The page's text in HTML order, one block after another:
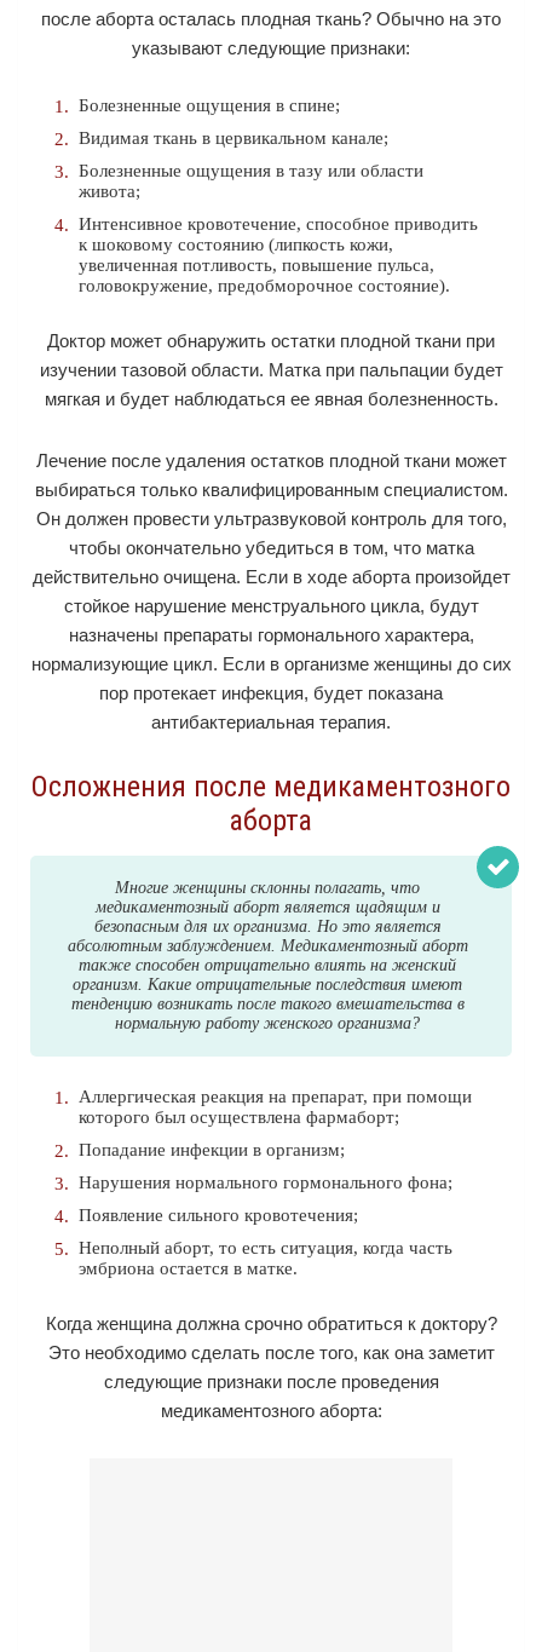
после аборта осталась плодная ткань? Обычно на это
указывают следующие признаки:
Болезненные ощущения в спине;
Видимая ткань в цервикальном канале;
Болезненные ощущения в тазу или области
живота;
Интенсивное кровотечение, способное приводить
к шоковому состоянию (липкость кожи,
увеличенная потливость, повышение пульса,
головокружение, предобморочное состояние).
Доктор может обнаружить остатки плодной ткани при
изучении тазовой области. Матка при пальпации будет
мягкая и будет наблюдаться ее явная болезненность.
Лечение после удаления остатков плодной ткани может
выбираться только квалифицированным специалистом.
Он должен провести ультразвуковой контроль для того,
чтобы окончательно убедиться в том, что матка
действительно очищена. Если в ходе аборта произойдет
стойкое нарушение менструального цикла, будут
назначены препараты гормонального характера,
нормализующие цикл. Если в организме женщины до сих
пор протекает инфекция, будет показана
антибактериальная терапия.
Осложнения после медикаментозного
аборта
Многие женщины склонны полагать, что
медикаментозный аборт является щадящим и
безопасным для их организма. Но это является
абсолютным заблуждением. Медикаментозный аборт
также способен отрицательно влиять на женский
организм. Какие отрицательные последствия имеют
тенденцию возникать после такого вмешательства в
нормальную работу женского организма?
Аллергическая реакция на препарат, при помощи
которого был осуществлена фармаборт;
Попадание инфекции в организм;
Нарушения нормального гормонального фона;
Появление сильного кровотечения;
Неполный аборт, то есть ситуация, когда часть
эмбриона остается в матке.
Когда женщина должна срочно обратиться к доктору?
Это необходимо сделать после того, как она заметит
следующие признаки после проведения
медикаментозного аборта: